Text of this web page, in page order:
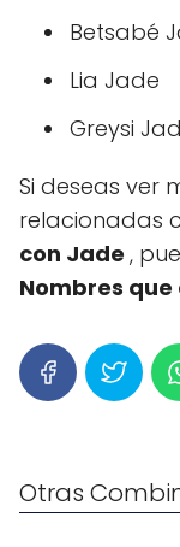
Betsabé
Lia Jade
Greysi
Si deseas ver
relacionadas
con Jade ,
Nombres
Otras